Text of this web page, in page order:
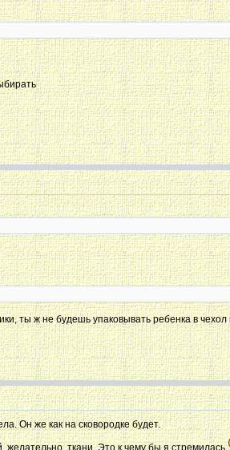
ты ж не будешь упаковывать ребенка в
Он же как на сковородке будет.
желательно, ткани. Это к чему бы я стремилась